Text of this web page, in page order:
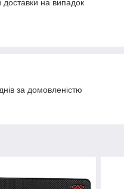
на випадок
за домовленістю